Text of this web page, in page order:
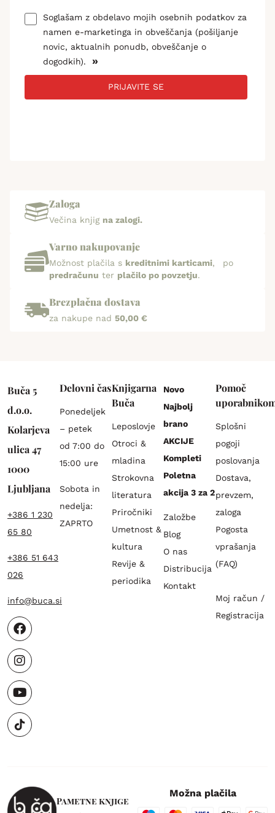
Soglašam z obdelavo mojih osebnih podatkov za
namen e-marketinga in obveščanja (pošiljanje
novic, aktualnih ponudb, obveščanje o
dogodkih).
»
PRIJAVITE SE
Zaloga
Večina knjig na zalogi.
Varno nakupovanje
Možnost plačila s kreditnimi karticami, po
predračunu ter plačilo po povzetju.
Brezplačna dostava
za nakupe nad 50,00 €
Buča 5
d.o.o.
Kolarjeva
ulica 47
1000
Ljubljana
+386 1 230
65 80
+386 51 643
026
info@buca.si
Delovni čas
Ponedeljek
– petek
od 7:00 do
15:00 ure
Sobota in
nedelja:
ZAPRTO
Knjigarna
Buča
Leposlovje
Otroci &
mladina
Strokovna
literatura
Priročniki
Umetnost &
kultura
Revije &
periodika
Novo
Najbolj
brano
AKCIJE
Kompleti
Poletna
akcija 3 za 2
Založbe
Blog
O nas
Distribucija
Kontakt
Pomoč
Splošni
pogoji
poslovanja
Dostava,
prevzem,
zaloga
Pogosta
vprašanja
(FAQ)
Moj račun /
Registracija
Pametne knjige
Možna plačila